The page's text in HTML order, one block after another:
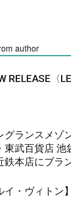
author
RELEASE〈
グランスメゾ
東武百貨店 池
鉄本店にブラ
イ・ヴィトン